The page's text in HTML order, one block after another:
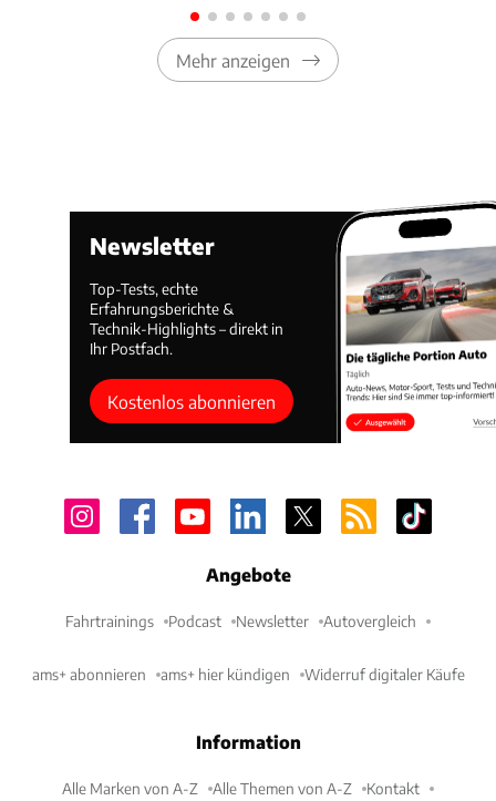
Mehr anzeigen
Newsletter
Top-Tests, echte
Erfahrungsberichte &
Technik-Highlights – direkt in
Ihr Postfach.
Kostenlos abonnieren
Angebote
Fahrtrainings Podcast Newsletter Autovergleich
ams+ abonnieren ams+ hier kündigen Widerruf digitaler Käufe
Information
Alle Marken von A-Z Alle Themen von A-Z Kontakt